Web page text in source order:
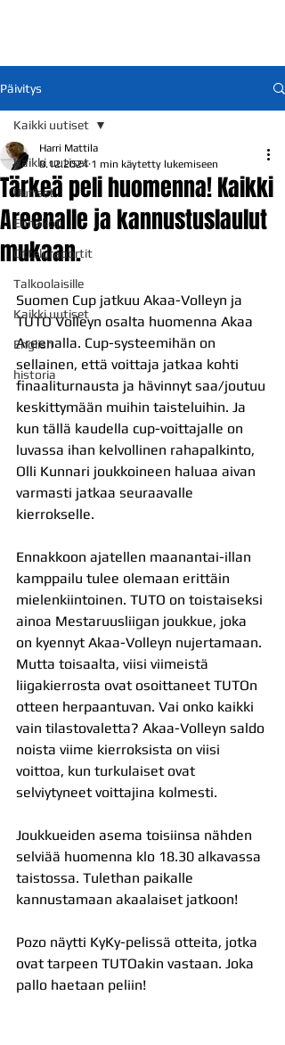
Päivitys
Kaikki uutiset
Uutiset
Ennakot
Otteluraportit
Talkoolaisille
Kaikki uutiset
English
historia
Kaikki uutiset
Tärkeä peli huomenna! Kaikki
Areenalle ja kannustuslaulut
mukaan.
Harri Mattila
8.12.2024 1 min käytetty lukemiseen
Suomen Cup jatkuu Akaa-Volleyn ja
TUTO Volleyn osalta huomenna Akaa
Areenalla. Cup-systeemihän on
sellainen, että voittaja jatkaa kohti
finaaliturnausta ja hävinnyt saa/joutuu
keskittymään muihin taisteluihin. Ja
kun tällä kaudella cup-voittajalle on
luvassa ihan kelvollinen rahapalkinto,
Olli Kunnari joukkoineen haluaa aivan
varmasti jatkaa seuraavalle
kierrokselle.
Ennakkoon ajatellen maanantai-illan
kamppailu tulee olemaan erittäin
mielenkiintoinen. TUTO on toistaiseksi
ainoa Mestaruusliigan joukkue, joka
on kyennyt Akaa-Volleyn nujertamaan.
Mutta toisaalta, viisi viimeistä
liigakierrosta ovat osoittaneet TUTOn
otteen herpaantuvan. Vai onko kaikki
vain tilastovaletta? Akaa-Volleyn saldo
noista viime kierroksista on viisi
voittoa, kun turkulaiset ovat
selviytyneet voittajina kolmesti.
Joukkueiden asema toisiinsa nähden
selviää huomenna klo 18.30 alkavassa
taistossa. Tulethan paikalle
kannustamaan akaalaiset jatkoon!
Pozo näytti KyKy-pelissä otteita, jotka
ovat tarpeen TUTOakin vastaan. Joka
pallo haetaan peliin!